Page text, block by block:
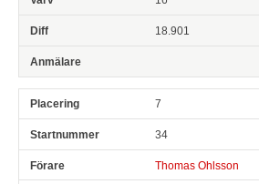
18.901
7
34
Thomas Ohlsson